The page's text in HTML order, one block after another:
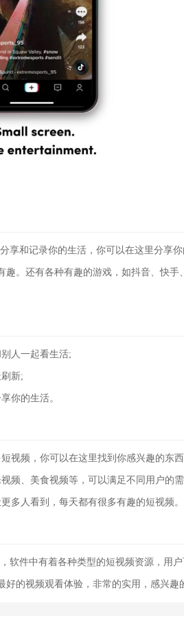
和记录你的生活，你可以在这里分享你
。还有各种有趣的游戏，如抖音、快手
人一起看生活;
新;
你的生活。
频，你可以在这里找到你感兴趣的东
、美食视频等，可以满足不同用户的
人看到，每天都有很多有趣的短视频。
件中有着各种类型的短视频资源，用户
的视频观看体验，非常的实用，感兴趣